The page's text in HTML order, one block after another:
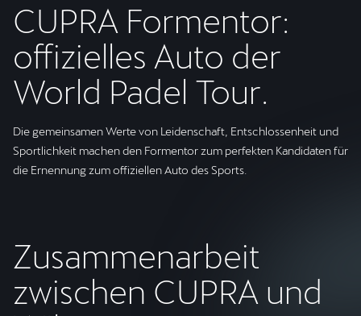
CUPRA Formentor:
offizielles Auto der
World Padel Tour.
Die gemeinsamen Werte von Leidenschaft, Entschlossenheit und
Sportlichkeit machen den Formentor zum perfekten Kandidaten für
die Ernennung zum offiziellen Auto des Sports.
Zusammen­arbeit
zwischen CUPRA und